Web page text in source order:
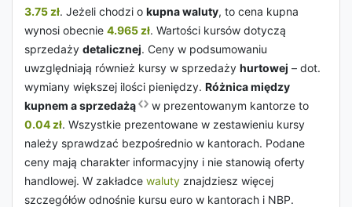
3.75 zł. Jeżeli chodzi o kupna waluty, to cena kupna
wynosi obecnie 4.965 zł. Wartości kursów dotyczą
sprzedaży detalicznej. Ceny w podsumowaniu
uwzględniają również kursy w sprzedaży hurtowej – dot.
wymiany większej ilości pieniędzy. Różnica między
kupnem a sprzedażą
w prezentowanym kantorze to
0.04 zł. Wszystkie prezentowane w zestawieniu kursy
należy sprawdzać bezpośrednio w kantorach. Podane
ceny mają charakter informacyjny i nie stanowią oferty
handlowej. W zakładce waluty znajdziesz więcej
szczegółów odnośnie kursu euro w kantorach i NBP.